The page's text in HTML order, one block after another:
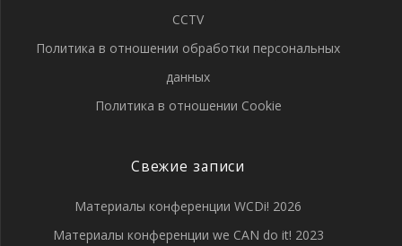
CCTV
Политика в отношении обработки персональных
данных
Политика в отношении Cookie
Свежие записи
Материалы конференции WCDi! 2026
Материалы конференции we CAN do it! 2023